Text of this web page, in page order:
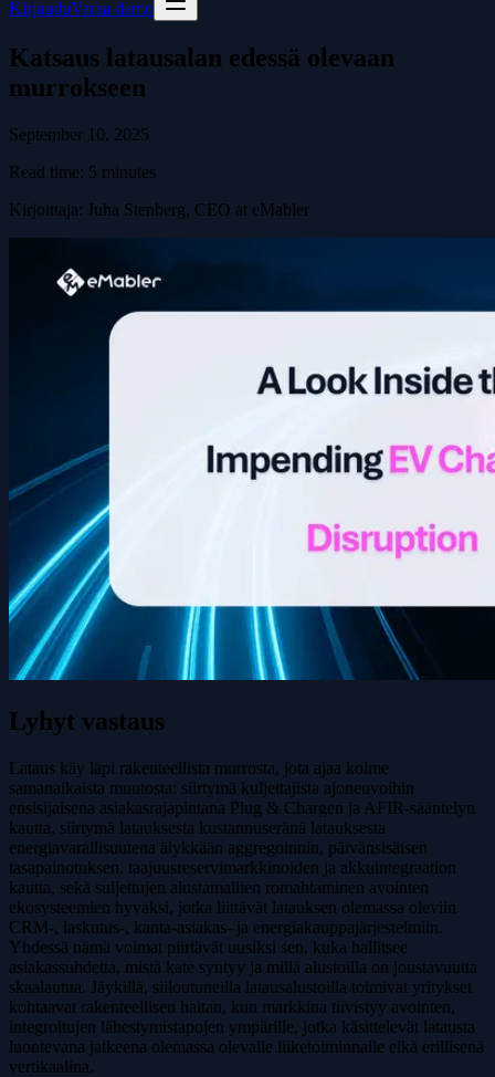
KirjauduVaraa demo
Katsaus latausalan edessä olevaan
murrokseen
September 10, 2025
Read time: 5 minutes
Kirjoittaja: Juha Stenberg, CEO at eMabler
Lyhyt vastaus
Lataus käy läpi rakenteellista murrosta, jota ajaa kolme
samanaikaista muutosta: siirtymä kuljettajista ajoneuvoihin
ensisijaisena asiakasrajapintana Plug & Chargen ja AFIR-sääntelyn
kautta, siirtymä latauksesta kustannuseränä latauksesta
energiavarallisuutena älykkään aggregoinnin, päivänsisäisen
tasapainotuksen, taajuusreservimarkkinoiden ja akkuintegraation
kautta, sekä suljettujen alustamallien romahtaminen avointen
ekosysteemien hyväksi, jotka liittävät latauksen olemassa oleviin
CRM-, laskutus-, kanta-asiakas- ja energiakauppajärjestelmiin.
Yhdessä nämä voimat piirtävät uusiksi sen, kuka hallitsee
asiakassuhdetta, mistä kate syntyy ja millä alustoilla on joustavuutta
skaalautua. Jäykillä, siiloutuneilla latausalustoilla toimivat yritykset
kohtaavat rakenteellisen haitan, kun markkina tiivistyy avointen,
integroitujen lähestymistapojen ympärille, jotka käsittelevät latausta
luontevana jatkeena olemassa olevalle liiketoiminnalle eikä erillisenä
vertikaalina.